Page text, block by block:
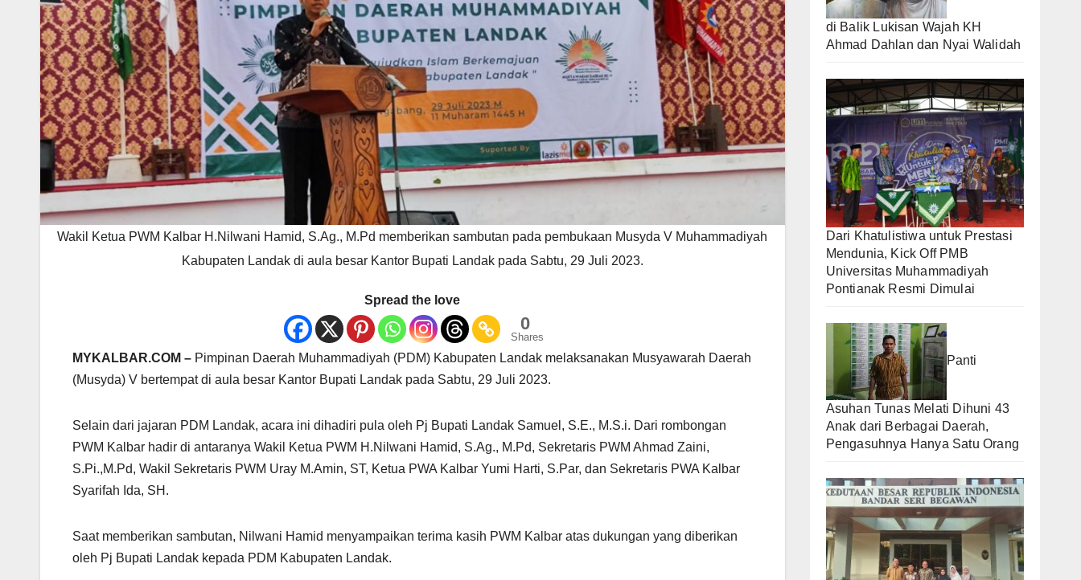
Wakil Ketua PWM Kalbar H.Nilwani Hamid, S.Ag., M.Pd memberikan sambutan pada pembukaan Musyda V Muhammadiyah
Kabupaten Landak di aula besar Kantor Bupati Landak pada Sabtu, 29 Juli 2023.
Spread the love
0
Shares
MYKALBAR.COM – Pimpinan Daerah Muhammadiyah (PDM) Kabupaten Landak melaksanakan Musyawarah Daerah
(Musyda) V bertempat di aula besar Kantor Bupati Landak pada Sabtu, 29 Juli 2023.
Selain dari jajaran PDM Landak, acara ini dihadiri pula oleh Pj Bupati Landak Samuel, S.E., M.S.i. Dari rombongan
PWM Kalbar hadir di antaranya Wakil Ketua PWM H.Nilwani Hamid, S.Ag., M.Pd, Sekretaris PWM Ahmad Zaini,
S.Pi.,M.Pd, Wakil Sekretaris PWM Uray M.Amin, ST, Ketua PWA Kalbar Yumi Harti, S.Par, dan Sekretaris PWA Kalbar
Syarifah Ida, SH.
Saat memberikan sambutan, Nilwani Hamid menyampaikan terima kasih PWM Kalbar atas dukungan yang diberikan
oleh Pj Bupati Landak kepada PDM Kabupaten Landak.
di Balik Lukisan Wajah KH
Ahmad Dahlan dan Nyai Walidah
Dari Khatulistiwa untuk Prestasi
Mendunia, Kick Off PMB
Universitas Muhammadiyah
Pontianak Resmi Dimulai
Panti
Asuhan Tunas Melati Dihuni 43
Anak dari Berbagai Daerah,
Pengasuhnya Hanya Satu Orang